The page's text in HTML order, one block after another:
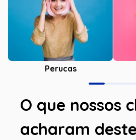
Perucas
O que nossos
acharam